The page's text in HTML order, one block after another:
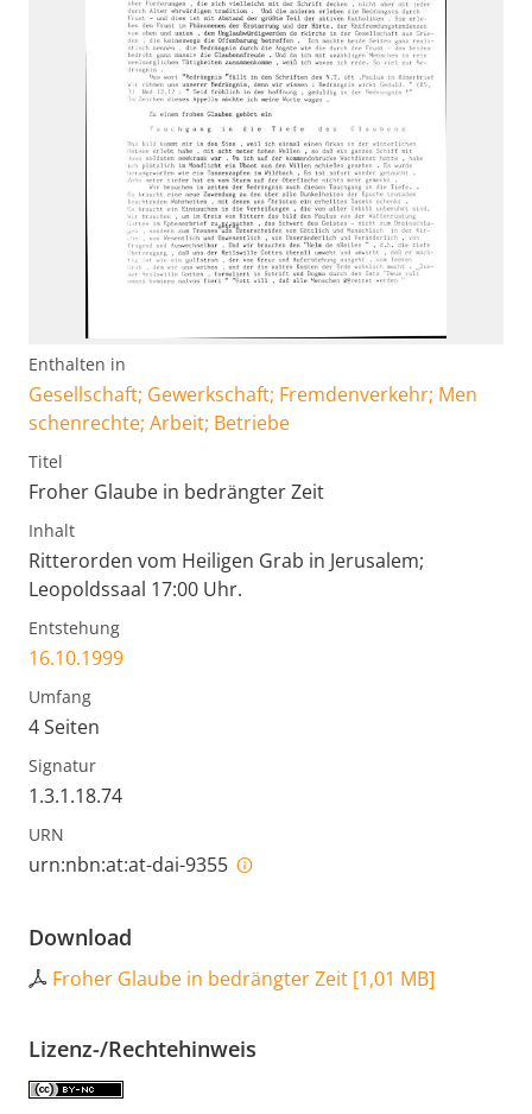
Enthalten in
Gesellschaft; Gewerkschaft; Fremdenverkehr; Men
schenrechte; Arbeit; Betriebe
Titel
Froher Glaube in bedrängter Zeit
Inhalt
Ritterorden vom Heiligen Grab in Jerusalem;
Leopoldssaal 17:00 Uhr.
Entstehung
16.10.1999
Umfang
4 Seiten
Signatur
1.3.1.18.74
URN
urn:nbn:at:at-dai-9355
Download
Froher Glaube in bedrängter Zeit [1,01 MB]
Lizenz-/Rechtehinweis